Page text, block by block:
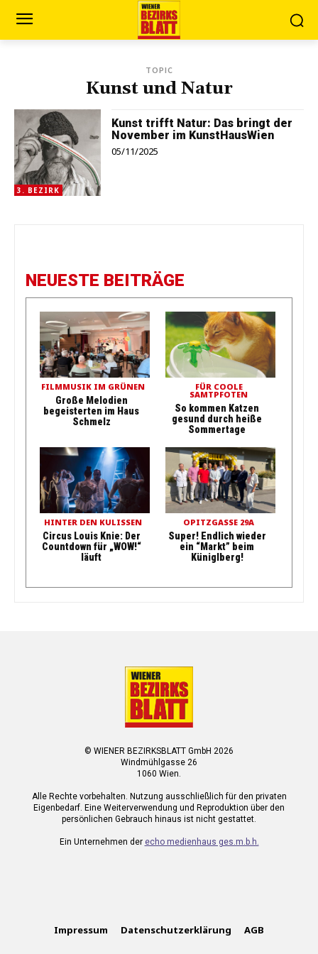
TOPIC
Kunst und Natur
3. BEZIRK
Kunst trifft Natur: Das bringt der
November im KunstHausWien
05/11/2025
NEUESTE BEITRÄGE
FILMMUSIK IM GRÜNEN
Große Melodien
begeisterten im Haus
Schmelz
FÜR COOLE
SAMTPFOTEN
So kommen Katzen
gesund durch heiße
Sommertage
HINTER DEN KULISSEN
Circus Louis Knie: Der
Countdown für „WOW!“
läuft
OPITZGASSE 29A
Super! Endlich wieder
ein “Markt” beim
Küniglberg!
© WIENER BEZIRKSBLATT GmbH 2026
Windmühlgasse 26
1060 Wien.
Alle Rechte vorbehalten. Nutzung ausschließlich für den privaten
Eigenbedarf. Eine Weiterverwendung und Reproduktion über den
persönlichen Gebrauch hinaus ist nicht gestattet.
Ein Unternehmen der echo medienhaus ges.m.b.h.
Impressum Datenschutzerklärung AGB